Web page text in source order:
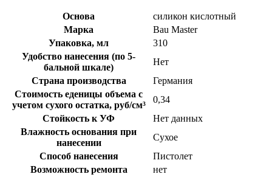
Основа
силикон кислотный
Марка
Bau Master
Упаковка, мл
310
Удобство нанесения (по 5-
бальной шкале)
Нет
Страна производства
Германия
Стоимость еденицы объема с
учетом сухого остатка, руб/см³
0,34
Стойкость к УФ
Нет данных
Влажность основания при
нанесении
Сухое
Способ нанесения
Пистолет
Возможность ремонта
нет